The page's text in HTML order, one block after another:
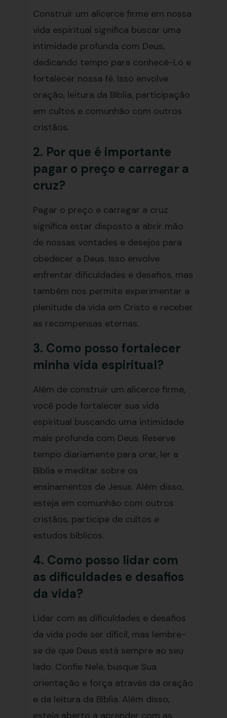
Construir um alicerce firme em nossa
vida espiritual significa buscar uma
intimidade profunda com Deus,
dedicando tempo para conhecê-Lo e
fortalecer nossa fé. Isso envolve
oração, leitura da Bíblia, participação
em cultos e comunhão com outros
cristãos.
2. Por que é importante
pagar o preço e carregar a
cruz?
Pagar o preço e carregar a cruz
significa estar disposto a abrir mão
de nossas vontades e desejos para
obedecer a Deus. Isso envolve
enfrentar dificuldades e desafios, mas
também nos permite experimentar a
plenitude da vida em Cristo e receber
as recompensas eternas.
3. Como posso fortalecer
minha vida espiritual?
Além de construir um alicerce firme,
você pode fortalecer sua vida
espiritual buscando uma intimidade
mais profunda com Deus. Reserve
tempo diariamente para orar, ler a
Bíblia e meditar sobre os
ensinamentos de Jesus. Além disso,
esteja em comunhão com outros
cristãos, participe de cultos e
estudos bíblicos.
4. Como posso lidar com
as dificuldades e desafios
da vida?
Lidar com as dificuldades e desafios
da vida pode ser difícil, mas lembre-
se de que Deus está sempre ao seu
lado. Confie Nele, busque Sua
orientação e força através da oração
e da leitura da Bíblia. Além disso,
esteja aberto a aprender com as